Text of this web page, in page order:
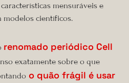
mensuráveis e
modelos científicos.
renomado periódico Cell
exatamente sobre o que
o quão frágil é usar